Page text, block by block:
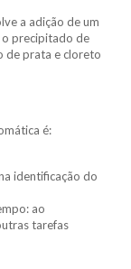
a adição de um
o precipitado de
de prata e cloreto
é:
identificação do
ao
tarefas